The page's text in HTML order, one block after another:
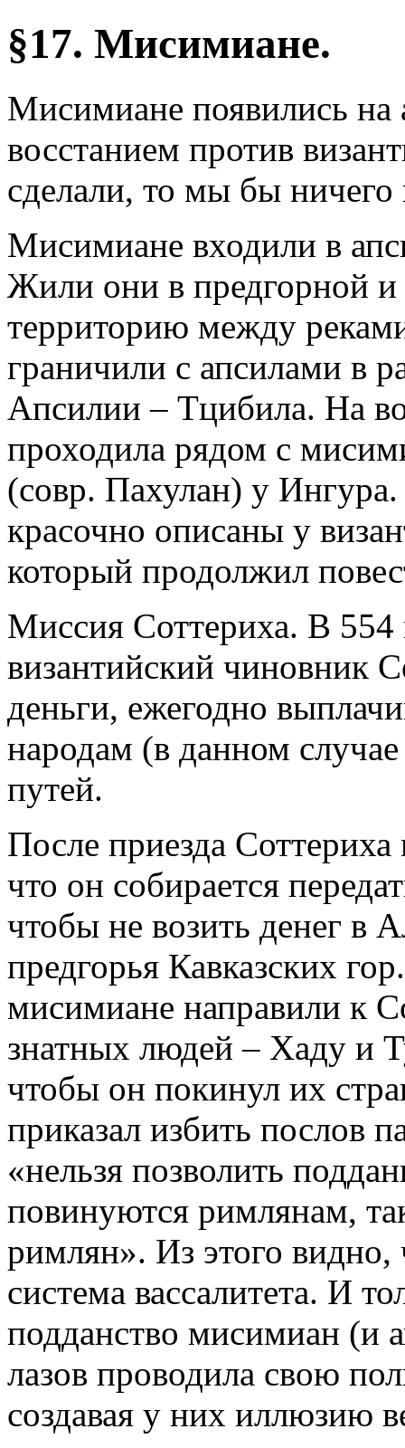
§17. Мисимиане.
Мисимиане появились на
восстанием против
сделали, то мы бы ничего
Мисимиане входили в
Жили они в предгорной и
территорию между
граничили с апсилами в
Апсилии – Тцибила. На
проходила рядом с
(совр. Пахулан) у
красочно описаны у
который продолжил
Миссия Соттериха. В
византийский чиновник
деньги, ежегодно
народам (в данном
путей.
После приезда
что он собирается
чтобы не возить денег в
предгорья Кавказских
мисимиане направили к
знатных людей – Хаду и
чтобы он покинул их
приказал избить послов
«нельзя позволить
повинуются римлянам,
римлян». Из этого видно,
система вассалитета. И
подданство мисимиан (и
лазов проводила свою
создавая у них иллюзию